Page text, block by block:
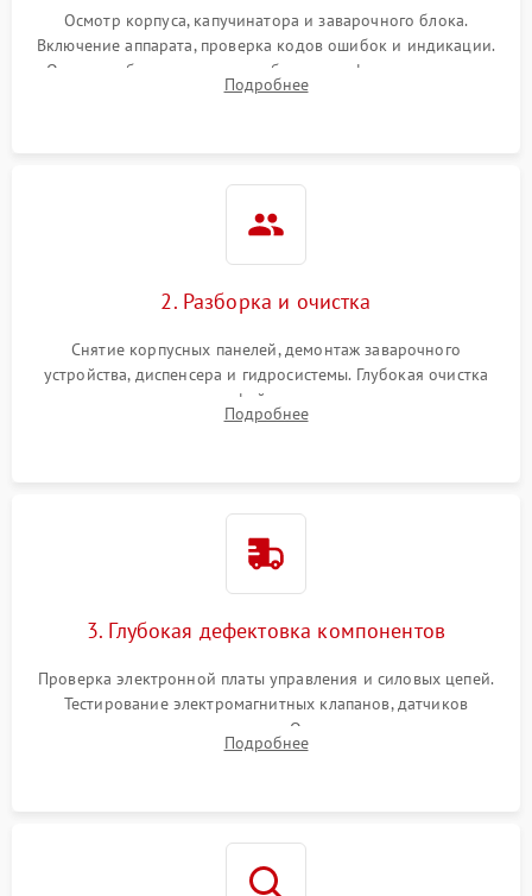
Осмотр корпуса, капучинатора и заварочного блока.
Включение аппарата, проверка кодов ошибок и индикации.
Оценка работы помпы, термоблока и кофемолки на слух.
Измерение температуры и давления воды для выявления
Подробнее
2. Разборка и очистка
Снятие корпусных панелей, демонтаж заварочного
устройства, диспенсера и гидросистемы. Глубокая очистка
внутренних узлов от кофейных масел, жмыха и накипи.
Промывка дренажных каналов и фильтров с использованием
Подробнее
3. Глубокая дефектовка компонентов
Проверка электронной платы управления и силовых цепей.
Тестирование электромагнитных клапанов, датчиков
температуры и расходомера. Оценка степени износа
жерновов кофемолки, уплотнительных колец гидросистемы
Подробнее